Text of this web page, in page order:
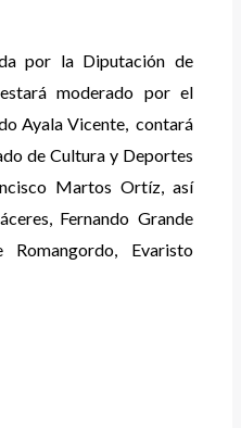
por la Diputación de
moderado por el
Ayala Vicente, contará
de Cultura y Deportes
Martos Ortíz, así
Fernando Grande
Evaristo